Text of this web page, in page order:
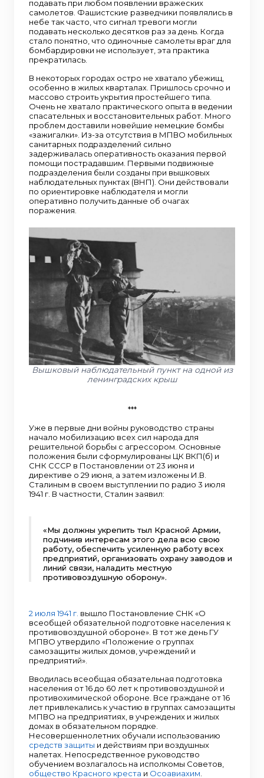
подавать при любом появлении вражеских
самолетов. Фашистские разведчики появлялись в
небе так часто, что сигнал тревоги могли
подавать несколько десятков раз за день. Когда
стало понятно, что одиночные самолеты враг для
бомбардировки не использует, эта практика
прекратилась.
В некоторых городах остро не хватало убежищ,
особенно в жилых кварталах. Пришлось срочно и
массово строить укрытия простейшего типа.
Очень не хватало практического опыта в ведении
спасательных и восстановительных работ. Много
проблем доставили новейшие немецкие бомбы
«зажигалки». Из-за отсутствия в МПВО мобильных
санитарных подразделений сильно
задерживалась оперативность оказания первой
помощи пострадавшим. Первыми подвижные
подразделения были созданы при вышковых
наблюдательных пунктах (ВНП). Они действовали
по ориентировке наблюдателя и могли
оперативно получить данные об очагах
поражения.
Вышковый наблюдательный пункт на одной из
ленинградских крыш
***
Уже в первые дни войны руководство страны
начало мобилизацию всех сил народа для
решительной борьбы с агрессором. Основные
положения были сформулированы ЦК ВКП(б) и
СНК СССР в Постановлении от 23 июня и
директиве о 29 июня, а затем изложены И.В.
Сталиным в своем выступлении по радио 3 июля
1941 г. В частности, Сталин заявил:
«Мы должны укрепить тыл Красной Армии,
подчинив интересам этого дела всю свою
работу, обеспечить усиленную работу всех
предприятий, организовать охрану заводов и
линий связи, наладить местную
противовоздушную оборону».
2 июля 1941 г. вышло Постановление СНК «О
всеобщей обязательной подготовке населения к
противовоздушной обороне». В тот же день ГУ
МПВО утвердило «Положение о группах
самозащиты жилых домов, учреждений и
предприятий».
Вводилась всеобщая обязательная подготовка
населения от 16 до 60 лет к противовоздушной и
противохимической обороне. Все граждане от 16
лет привлекались к участию в группах самозащиты
МПВО на предприятиях, в учреждених и жилых
домах в обязательном порядке.
Несовершеннолетних обучали использованию
средств защиты и действиям при воздушных
налетах. Непосредственное руководство
обучением возлагалось на исполкомы Советов,
общество Красного креста и Осоавиахим